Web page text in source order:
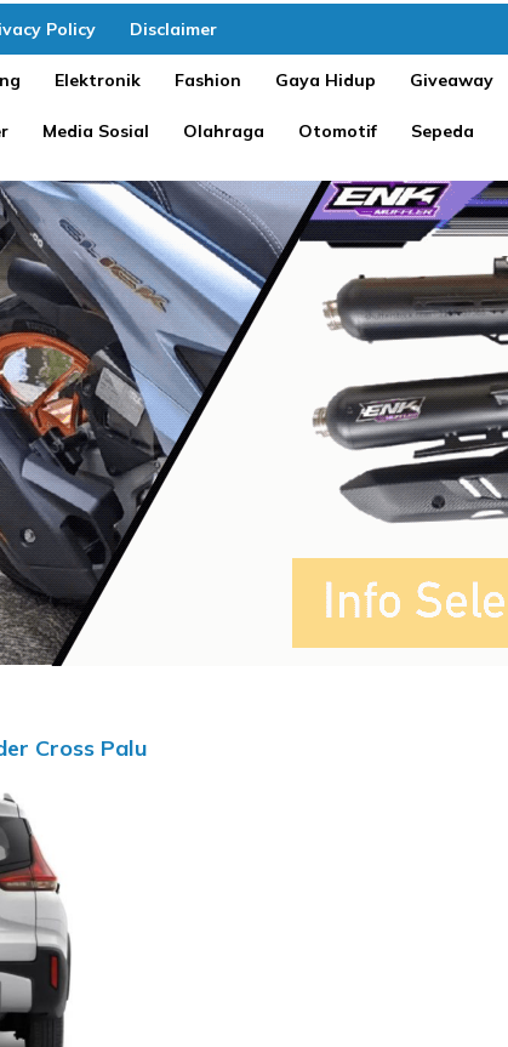
Policy Disclaimer
Elektronik Fashion Gaya Hidup Giveaway
Media Sosial Olahraga Otomotif Sepeda
Cross Palu